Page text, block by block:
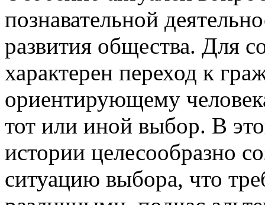
познавательной
развития общества. Для
характерен переход к
ориентирующему
тот или иной выбор. В
истории целесообразно
ситуацию выбора, что